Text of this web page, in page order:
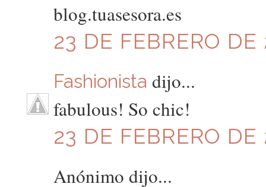
blog.tuasesora.es
23 DE FEBRERO
Fashionista dijo...
fabulous! So chic!
23 DE FEBRERO
Anónimo dijo...